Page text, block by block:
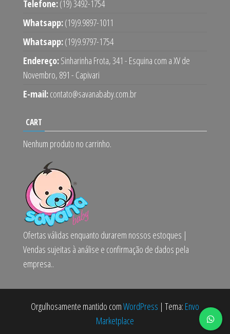
Telefone:(19) 3492-1754
Whatsapp:(19)9.9897-1011
Whatsapp:(19)9.9797-1754
Endereço:Sinharinha Frota, 341 - Esquina com a XV de
Novembro, 891 - Capivari
E-mail:contato@savanababy.com.br
CART
Nenhum produto no carrinho.
Ofertas válidas enquanto durarem nossos estoques |
Vendas sujeitas à análise e confirmação de dados pela
empresa..
Orgulhosamente mantido comWordPress | Tema: Envo
Marketplace